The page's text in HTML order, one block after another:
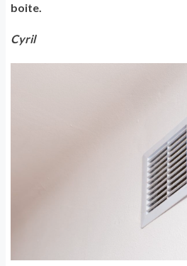
boite.
Cyril